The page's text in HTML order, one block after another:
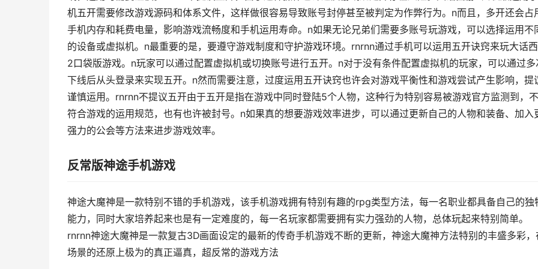
机五开需要修改游戏源码和体系文件，这样做很容易导致账号封停甚至被判定为作弊行为。n而且，多开还会占
手机内存和耗费电量，影响游戏流畅度和手机运用寿命。n如果无论兄弟们需要多账号玩游戏，可以选择运用不
的设备或虚拟机。n最重要的是，要遵守游戏制度和守护游戏环境。rnrnn通过手机可以运用五开诀窍来玩大话
2口袋版游戏。n玩家可以通过配置虚拟机或切换账号进行五开。n对于没有条件配置虚拟机的玩家，可以通过多
下线后从头登录来实现五开。n然而需要注意，过度运用五开诀窍也许会对游戏平衡性和游戏尝试产生影响，提
谨慎运用。rnrnn不提议五开由于五开是指在游戏中同时登陆5个人物，这种行为特别容易被游戏官方监测到，不
符合游戏的运用规范，也有也许被封号。n如果真的想要游戏效率进步，可以通过更新自己的人物和装备、加入
强力的公会等方法来进步游戏效率。
反常版神途手机游戏
神途大魔神是一款特别不错的手机游戏，该手机游戏拥有特别有趣的rpg类型方法，每一名职业都具备自己的独
能力，同时大家培养起来也是有一定难度的，每一名玩家都需要拥有实力强劲的人物，总体玩起来特别简单。
rnrnn神途大魔神是一款复古3D画面设定的最新的传奇手机游戏不断的更新，神途大魔神方法特别的丰盛多彩，
场景的还原上极为的真正逼真，超反常的游戏方法